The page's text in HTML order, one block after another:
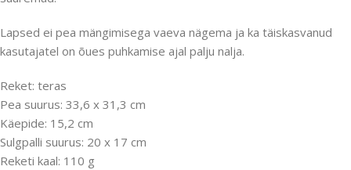
Lapsed ei pea mängimisega vaeva nägema ja ka täiskasvanud
kasutajatel on õues puhkamise ajal palju nalja.
Reket: teras
Pea suurus: 33,6 x 31,3 cm
Käepide: 15,2 cm
Sulgpalli suurus: 20 x 17 cm
Reketi kaal: 110 g